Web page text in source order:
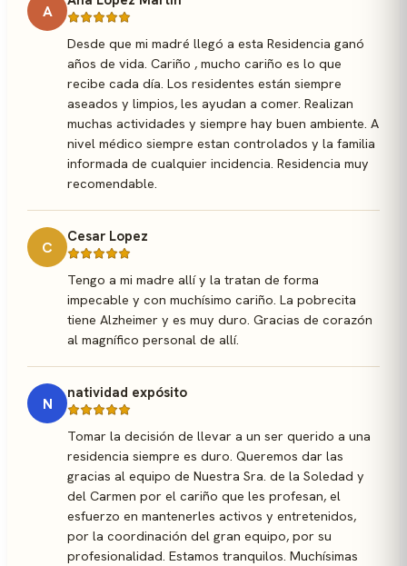
A
Desde que mi madré llegó a esta Residencia ganó
años de vida. Cariño , mucho cariño es lo que
recibe cada día. Los residentes están siempre
aseados y limpios, les ayudan a comer. Realizan
muchas actividades y siempre hay buen ambiente. A
nivel médico siempre estan controlados y la familia
informada de cualquier incidencia. Residencia muy
recomendable.
C
Cesar Lopez
Tengo a mi madre allí y la tratan de forma
impecable y con muchísimo cariño. La pobrecita
tiene Alzheimer y es muy duro. Gracias de corazón
al magnífico personal de allí.
N
natividad expósito
Tomar la decisión de llevar a un ser querido a una
residencia siempre es duro. Queremos dar las
gracias al equipo de Nuestra Sra. de la Soledad y
del Carmen por el cariño que les profesan, el
esfuerzo en mantenerles activos y entretenidos,
por la coordinación del gran equipo, por su
profesionalidad. Estamos tranquilos. Muchísimas